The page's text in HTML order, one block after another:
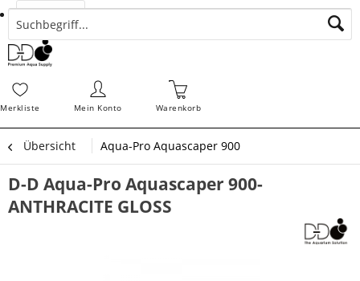
Suchen
Merkliste Mein Konto
Bestellungen Schnellerfassung
Warenkorb
Übersicht Aqua-Pro Aquascaper 900
D-D Aqua-Pro Aquascaper 900-
ANTHRACITE GLOSS